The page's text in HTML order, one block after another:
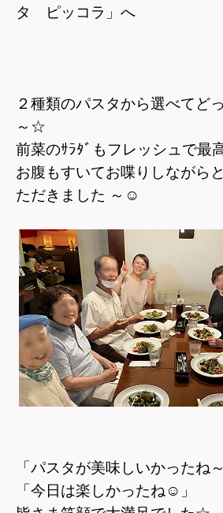
タ ピッコラ」へ
２種類のパスタから選べてど
～☆
前菜のｻﾗﾀﾞもフレッシュで最
お腹もすいてお喋りしながら
ただきました ～ ☺
「パスタが美味しいかったね～
「今日は楽しかったね☺ 」